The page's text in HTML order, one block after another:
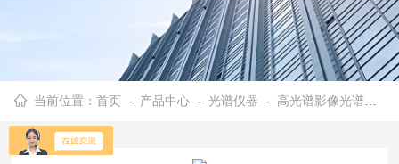
当前位置：首页 - 产品中心 -光谱仪器 - 高光谱影像光谱仪